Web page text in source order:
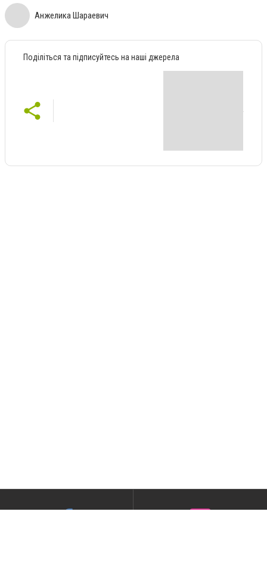
Анжелика Шараевич
Поділіться та підписуйтесь на наші джерела